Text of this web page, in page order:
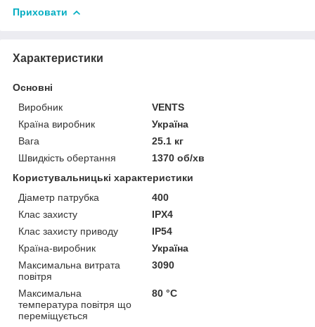
Приховати
Характеристики
Основні
Виробник
VENTS
Країна виробник
Україна
Вага
25.1 кг
Швидкість обертання
1370 об/хв
Користувальницькі характеристики
Діаметр патрубка
400
Клас захисту
IPX4
Клас захисту приводу
IP54
Країна-виробник
Україна
Максимальна витрата
повітря
3090
Максимальна
температура повітря що
переміщується
80 °С